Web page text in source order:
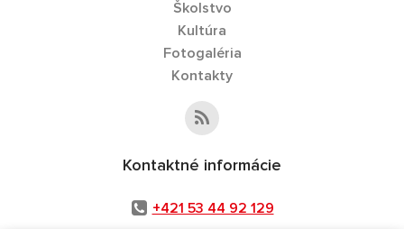
Školstvo
Kultúra
Fotogaléria
Kontakty
Kontaktné informácie
+421 53 44 92 129